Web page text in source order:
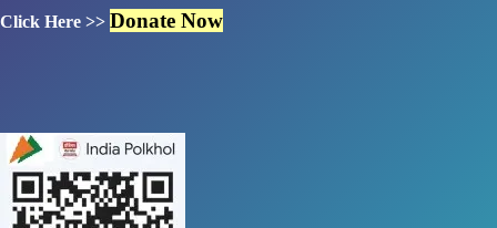
Click Here >> Donate Now